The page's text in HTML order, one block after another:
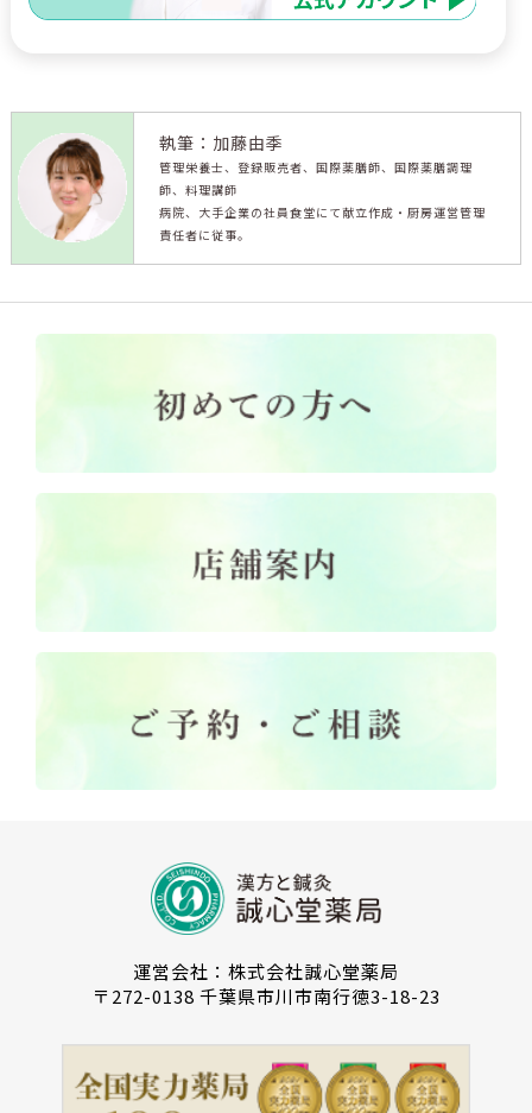
執筆：加藤由季
管理栄養士、登録販売者、国際薬膳師、国際薬膳調理
師、料理講師
病院、大手企業の社員食堂にて献立作成・厨房運営管理
責任者に従事。
運営会社：株式会社誠心堂薬局
〒272-0138 千葉県市川市南行徳3-18-23